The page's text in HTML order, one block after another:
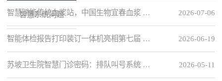
智慧系统问题 2026-07-06
智慧赋能传统血浆站，中国生物宜春血浆 …
2026-06-19
智能体检报告打印装订一体机亮相第七届 …
2026-05-11
苏坡卫生院智慧门诊密码：排队叫号系统 …